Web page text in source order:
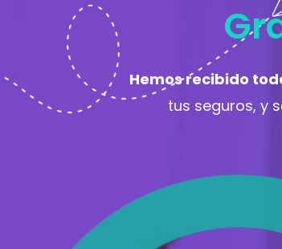
Hemos recibido
tus seguros, y